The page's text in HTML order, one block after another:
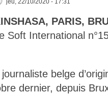
jeu, 22/10/2020 - 17:31
PARIS,
Soft International
belge
dernier, depuis